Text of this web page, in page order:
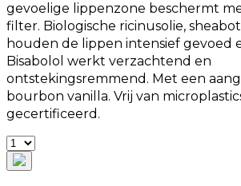
gevoelige lippenzone beschermt
filter. Biologische ricinusolie,
houden de lippen intensief gevoed
Bisabolol werkt verzachtend en
ontstekingsremmend. Met een
bourbon vanilla. Vrij van
gecertificeerd.